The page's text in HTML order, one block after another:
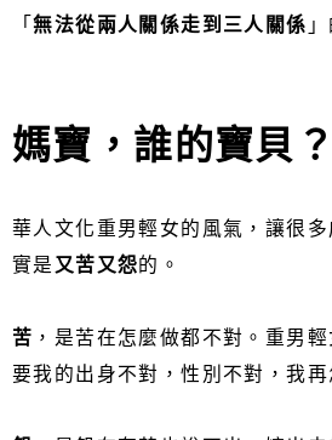
「無法從兩人關係走到三人關係
媽寶，誰的寶貝？
華人文化重男輕女的風氣，讓很
實是 又苦又怨的。
苦 ，是苦在怎麼做都不對。重男
要我的出身不對，性別不對，我再